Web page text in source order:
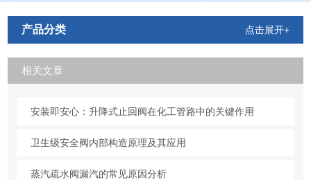
产品分类 点击展开+
相关文章
安装即安心：升降式止回阀在化工管路中的关键作用
卫生级安全阀内部构造原理及其应用
蒸汽疏水阀漏汽的常见原因分析